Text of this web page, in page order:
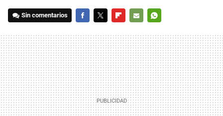
Sin comentarios
MAIL